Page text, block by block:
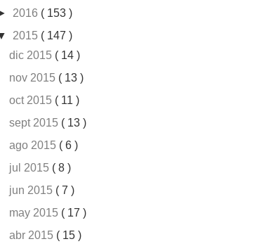
2016 ( 153 )
2015 ( 147 )
dic 2015 ( 14 )
nov 2015 ( 13 )
oct 2015 ( 11 )
sept 2015 ( 13 )
ago 2015 ( 6 )
jul 2015 ( 8 )
jun 2015 ( 7 )
may 2015 ( 17 )
abr 2015 ( 15 )